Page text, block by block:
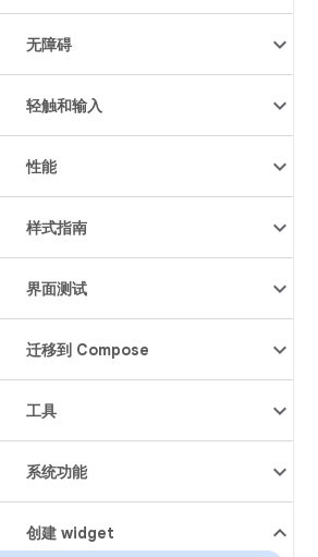
无障碍
轻触和输入
性能
样式指南
界面测试
迁移到 Compose
工具
系统功能
创建 widget